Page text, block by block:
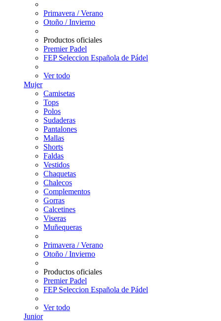
Primavera / Verano
Otoño / Invierno
Productos oficiales
Premier Padel
FEP Seleccion Española de Pádel
Ver todo
Mujer
Camisetas
Tops
Polos
Sudaderas
Pantalones
Mallas
Shorts
Faldas
Vestidos
Chaquetas
Chalecos
Complementos
Gorras
Calcetines
Viseras
Muñequeras
Primavera / Verano
Otoño / Invierno
Productos oficiales
Premier Padel
FEP Seleccion Española de Pádel
Ver todo
Junior